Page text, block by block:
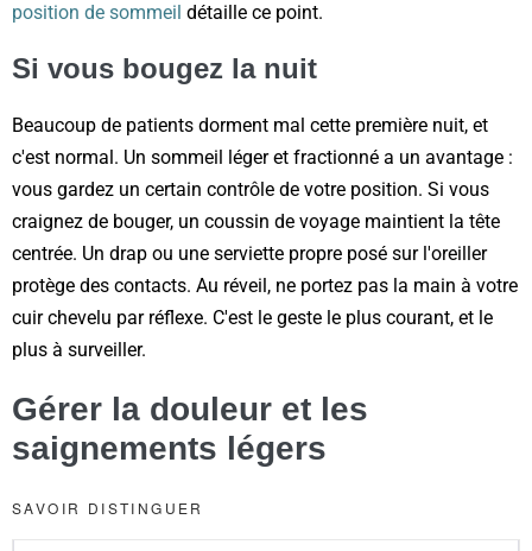
position de sommeil détaille ce point.
Si vous bougez la nuit
Beaucoup de patients dorment mal cette première nuit, et
c'est normal. Un sommeil léger et fractionné a un avantage :
vous gardez un certain contrôle de votre position. Si vous
craignez de bouger, un coussin de voyage maintient la tête
centrée. Un drap ou une serviette propre posé sur l'oreiller
protège des contacts. Au réveil, ne portez pas la main à votre
cuir chevelu par réflexe. C'est le geste le plus courant, et le
plus à surveiller.
Gérer la douleur et les
saignements légers
SAVOIR DISTINGUER